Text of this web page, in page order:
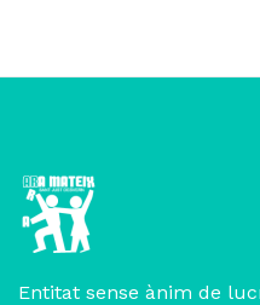
Entitat sense ànim de